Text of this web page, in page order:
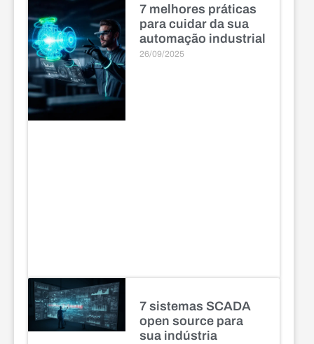
7 melhores práticas
para cuidar da sua
automação industrial
26/09/2025
7 sistemas SCADA
open source para
sua indústria